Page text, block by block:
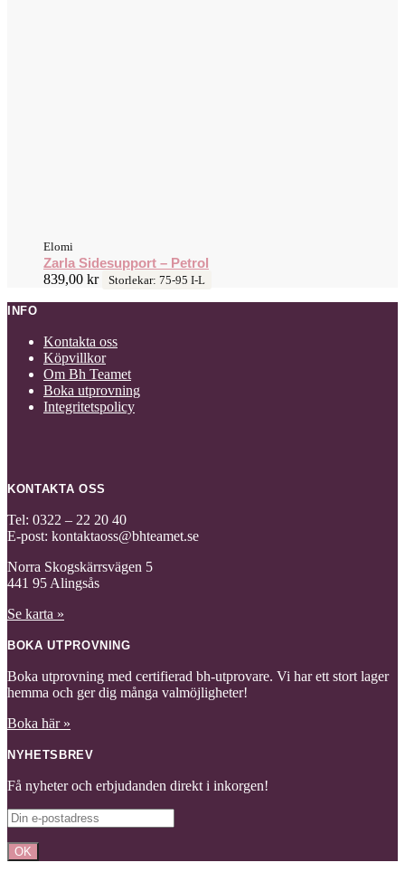
Elomi
Zarla Sidesupport – Petrol
839,00 kr Storlekar: 75-95 I-L
INFO
Kontakta oss
Köpvillkor
Om Bh Teamet
Boka utprovning
Integritetspolicy
KONTAKTA OSS
Tel: 0322 – 22 20 40
E-post: kontaktaoss@bhteamet.se
Norra Skogskärrsvägen 5
441 95 Alingsås
Se karta »
BOKA UTPROVNING
Boka utprovning med certifierad bh-utprovare. Vi har ett stort lager
hemma och ger dig många valmöjligheter!
Boka här »
NYHETSBREV
Få nyheter och erbjudanden direkt i inkorgen!